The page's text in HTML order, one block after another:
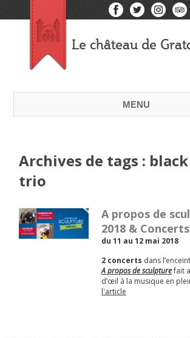
Le château de
MENU
Archives de tags :
trio
A propos de
2018 & Concerts
du 11 au 12 mai 2018
2 concerts dans
A propos de sculpturefait
d’œil à la musique en
l'article